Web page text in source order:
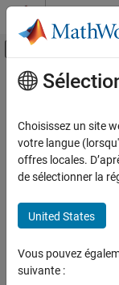
Passer au contenu
Activer/
Accueil de la
Contenu principal
Choisissez un site
votre langue
offres locales.
de sélectionner la
United States
Vous pouvez
suivante :